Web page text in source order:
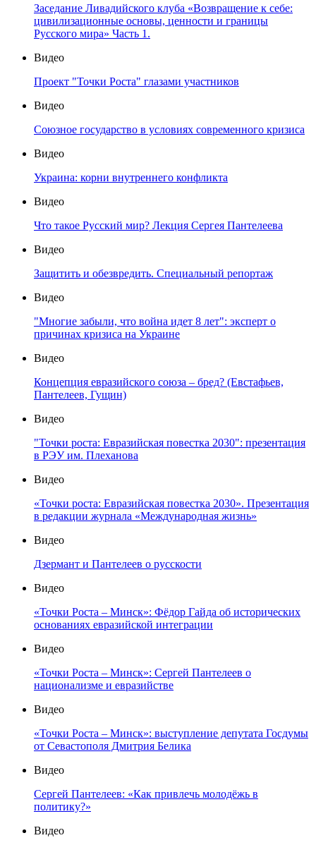
Заседание Ливадийского клуба «Возвращение к себе:
цивилизационные основы, ценности и границы
Русского мира» Часть 1.
Видео
Проект "Точки Роста" глазами участников
Видео
Союзное государство в условиях современного кризиса
Видео
Украина: корни внутреннего конфликта
Видео
Что такое Русский мир? Лекция Сергея Пантелеева
Видео
Защитить и обезвредить. Специальный репортаж
Видео
"Многие забыли, что война идет 8 лет": эксперт о
причинах кризиса на Украине
Видео
Концепция евразийского союза – бред? (Евстафьев,
Пантелеев, Гущин)
Видео
"Точки роста: Евразийская повестка 2030": презентация
в РЭУ им. Плеханова
Видео
«Точки роста: Евразийская повестка 2030». Презентация
в редакции журнала «Международная жизнь»
Видео
Дзермант и Пантелеев о русскости
Видео
«Точки Роста – Минск»: Фёдор Гайда об исторических
основаниях евразийской интеграции
Видео
«Точки Роста – Минск»: Сергей Пантелеев о
национализме и евразийстве
Видео
«Точки Роста – Минск»: выступление депутата Госдумы
от Севастополя Дмитрия Белика
Видео
Сергей Пантелеев: «Как привлечь молодёжь в
политику?»
Видео